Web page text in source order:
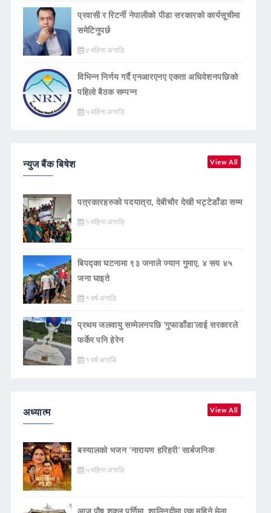
प्रवासी र रिटर्नी नेपालीको पीडा सरकारको कार्यसूचीमा
समेटिनुपर्छ
४ महिना अगाडि
विभिन्न निर्णय गर्दै एनआरएनए एकता अधिवेशनपछिको
पहिलो बैठक सम्पन्न
५ महिना अगाडि
न्युज बैंक बिषेश View All
पत्रकारहरुको पदयात्रा, देबीचौर देखी भट्टेडाँडा सम्म
१ महिना अगाडि
बिपद्का घटनामा ९३ जनाले ज्यान गुमाए, ४ सय ४५
जना घाइते
१ वर्ष अगाडि
प्रथम जलवायु सम्मेलनपछि ‘गुफाडाँडा’लाई सरकारले
फर्केर पनि हेरेन
१ वर्ष अगाडि
अध्यात्म View All
बस्यालको भजन ‘नारायण हरिहरी’ सार्बजनिक
५ महिना अगाडि
आज पौष शुक्ल पूर्णिमा, शालिनदीमा एक महिने मेला